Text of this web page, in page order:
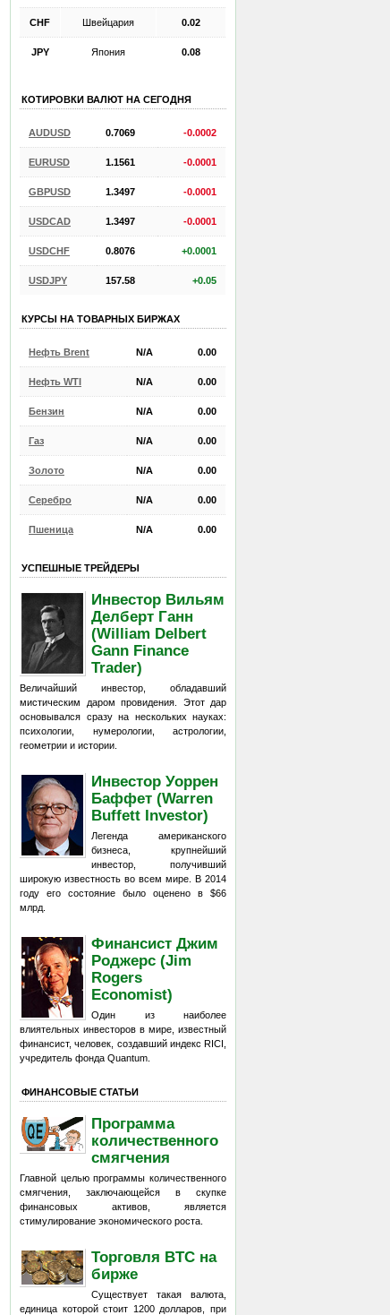
CHF Швейцария 0.02
JPY Япония 0.08
КОТИРОВКИ ВАЛЮТ НА СЕГОДНЯ
AUDUSD 0.7069 -0.0002
EURUSD 1.1561 -0.0001
GBPUSD 1.3497 -0.0001
USDCAD 1.3497 -0.0001
USDCHF 0.8076 +0.0001
USDJPY 157.58 +0.05
КУРСЫ НА ТОВАРНЫХ БИРЖАХ
Нефть Brent N/A 0.00
Нефть WTI N/A 0.00
Бензин N/A 0.00
Газ N/A 0.00
Золото N/A 0.00
Серебро N/A 0.00
Пшеница N/A 0.00
УСПЕШНЫЕ ТРЕЙДЕРЫ
Инвестор Вильям
Делберт Ганн
(William Delbert
Gann Finance
Trader)
Величайший инвестор, обладавший
мистическим даром провидения. Этот дар
основывался сразу на нескольких науках:
психологии, нумерологии, астрологии,
геометрии и истории.
Инвестор Уоррен
Баффет (Warren
Buffett Investor)
Легенда американского
бизнеса, крупнейший
инвестор, получивший
широкую известность во всем мире. В 2014
году его состояние было оценено в $66
млрд.
Финансист Джим
Роджерс (Jim
Rogers
Economist)
Один из наиболее
влиятельных инвесторов в мире, известный
финансист, человек, создавший индекс RICI,
учредитель фонда Quantum.
ФИНАНСОВЫЕ СТАТЬИ
Программа
количественного
смягчения
Главной целью программы количественного
смягчения, заключающейся в скупке
финансовых активов, является
стимулирование экономического роста.
Торговля BTC на
бирже
Существует такая валюта,
единица которой стоит 1200 долларов, при